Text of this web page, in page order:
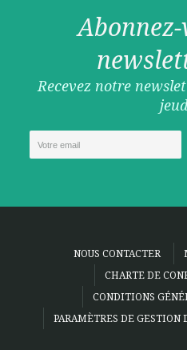
Recevez notre
NOUS CONTACTER
CHARTE DE
CONDITIONS
PARAMÈTRES DE